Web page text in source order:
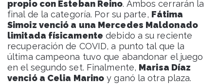
propio con Esteban Reino. Ambos cerrarán la
final de la categoría. Por su parte, Fátima
Simoiz venció a una Mercedes Maldonado
limitada físicamente debido a su reciente
recuperación de COVID, a punto tal que la
última campeona tuvo que abandonar el juego
en el segundo set. Finalmente, Marisa Díaz
venció a Celia Marino y ganó la otra plaza.